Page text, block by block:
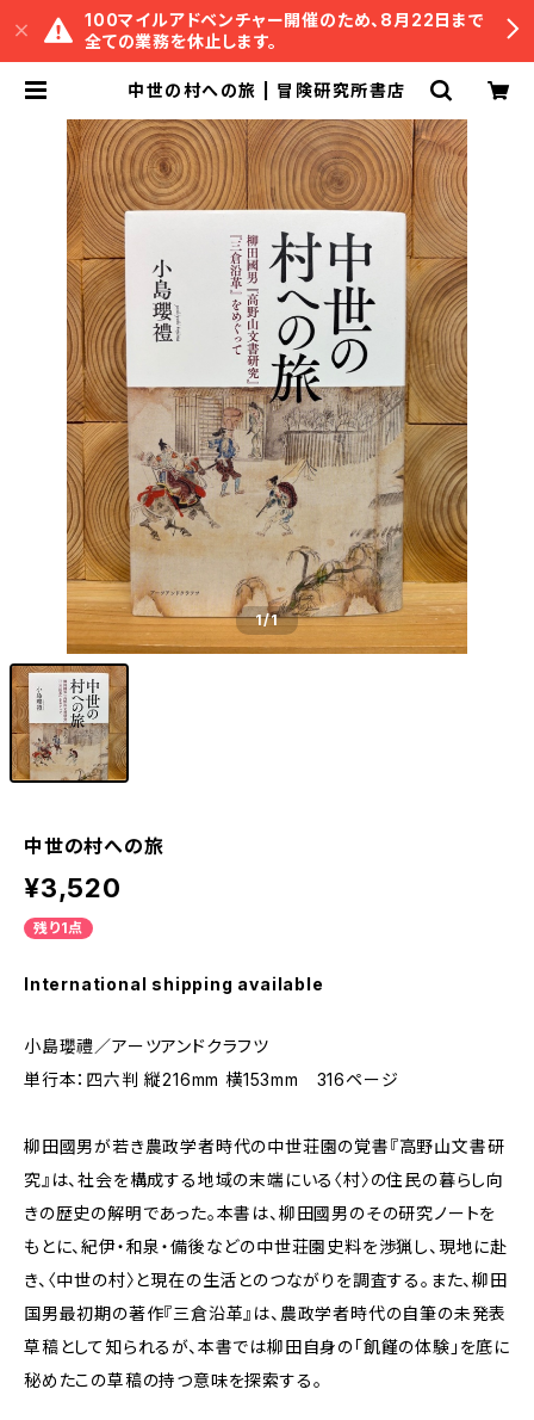
100マイルアドベンチャー開催のため、8月22日まで
全ての業務を休止します。
中世の村への旅 | 冒険研究所書店
1/1
中世の村への旅
¥3,520
残り1点
International shipping available
小島瓔禮／アーツアンドクラフツ
単行本：四六判 縦216mm 横153mm 316ページ
柳田國男が若き農政学者時代の中世荘園の覚書『高野山文書研
究』は、社会を構成する地域の末端にいる〈村〉の住民の暮らし向
きの歴史の解明であった。本書は、柳田國男のその研究ノートを
もとに、紀伊・和泉・備後などの中世荘園史料を渉猟し、現地に赴
き、〈中世の村〉と現在の生活とのつながりを調査する。また、柳田
国男最初期の著作『三倉沿革』は、農政学者時代の自筆の未発表
草稿として知られるが、本書では柳田自身の「飢饉の体験」を底に
秘めたこの草稿の持つ意味を探索する。